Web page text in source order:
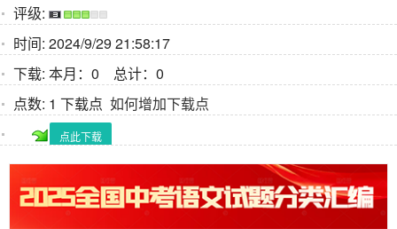
评级:
时间: 2024/9/29 21:58:17
下载: 本月：0 总计：0
点数: 1 下载点 如何增加下载点
点此下载